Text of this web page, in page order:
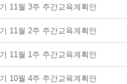
11월 3주 주간교육계획안
11월 2주 주간교육계획안
11월 1주 주간교육계획안
10월 4주 주간교육계획안